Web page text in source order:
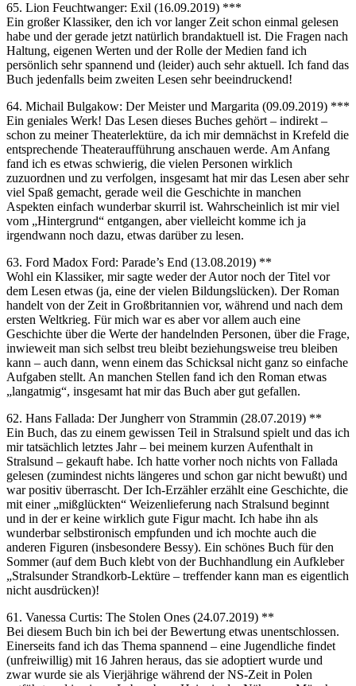
65. Lion Feuchtwanger: Exil (16.09.2019) ***
Ein großer Klassiker, den ich vor langer Zeit schon einmal gelesen
habe und der gerade jetzt natürlich brandaktuell ist. Die Fragen nach
Haltung, eigenen Werten und der Rolle der Medien fand ich
persönlich sehr spannend und (leider) auch sehr aktuell. Ich fand das
Buch jedenfalls beim zweiten Lesen sehr beeindruckend!
64. Michail Bulgakow: Der Meister und Margarita (09.09.2019) ***
Ein geniales Werk! Das Lesen dieses Buches gehört – indirekt –
schon zu meiner Theaterlektüre, da ich mir demnächst in Krefeld die
entsprechende Theateraufführung anschauen werde. Am Anfang
fand ich es etwas schwierig, die vielen Personen wirklich
zuzuordnen und zu verfolgen, insgesamt hat mir das Lesen aber sehr
viel Spaß gemacht, gerade weil die Geschichte in manchen
Aspekten einfach wunderbar skurril ist. Wahrscheinlich ist mir viel
vom „Hintergrund“ entgangen, aber vielleicht komme ich ja
irgendwann noch dazu, etwas darüber zu lesen.
63. Ford Madox Ford: Parade’s End (13.08.2019) **
Wohl ein Klassiker, mir sagte weder der Autor noch der Titel vor
dem Lesen etwas (ja, eine der vielen Bildungslücken). Der Roman
handelt von der Zeit in Großbritannien vor, während und nach dem
ersten Weltkrieg. Für mich war es aber vor allem auch eine
Geschichte über die Werte der handelnden Personen, über die Frage,
inwieweit man sich selbst treu bleibt beziehungsweise treu bleiben
kann – auch dann, wenn einem das Schicksal nicht ganz so einfache
Aufgaben stellt. An manchen Stellen fand ich den Roman etwas
„langatmig“, insgesamt hat mir das Buch aber gut gefallen.
62. Hans Fallada: Der Jungherr von Strammin (28.07.2019) **
Ein Buch, das zu einem gewissen Teil in Stralsund spielt und das ich
mir tatsächlich letztes Jahr – bei meinem kurzen Aufenthalt in
Stralsund – gekauft habe. Ich hatte vorher noch nichts von Fallada
gelesen (zumindest nichts längeres und schon gar nicht bewußt) und
war positiv überrascht. Der Ich-Erzähler erzählt eine Geschichte, die
mit einer „mißglückten“ Weizenlieferung nach Stralsund beginnt
und in der er keine wirklich gute Figur macht. Ich habe ihn als
wunderbar selbstironisch empfunden und ich mochte auch die
anderen Figuren (insbesondere Bessy). Ein schönes Buch für den
Sommer (auf dem Buch klebt von der Buchhandlung ein Aufkleber
„Stralsunder Strandkorb-Lektüre – treffender kann man es eigentlich
nicht ausdrücken)!
61. Vanessa Curtis: The Stolen Ones (24.07.2019) **
Bei diesem Buch bin ich bei der Bewertung etwas unentschlossen.
Einerseits fand ich das Thema spannend – eine Jugendliche findet
(unfreiwillig) mit 16 Jahren heraus, das sie adoptiert wurde und
zwar wurde sie als Vierjährige während der NS-Zeit in Polen